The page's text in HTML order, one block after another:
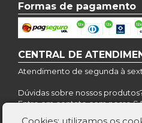
Formas de pagamento
CENTRAL DE
Atendimento de segunda à
Dúvidas sobre nossos
Entre em contato com nosso